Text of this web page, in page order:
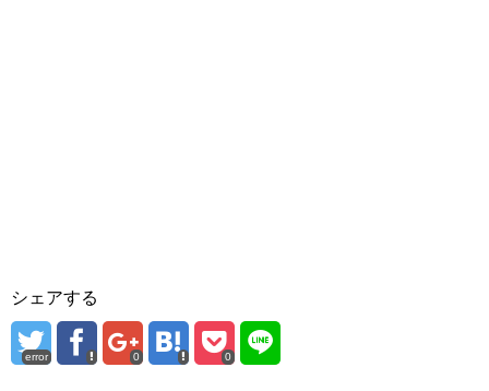
シェアする
error 0 0